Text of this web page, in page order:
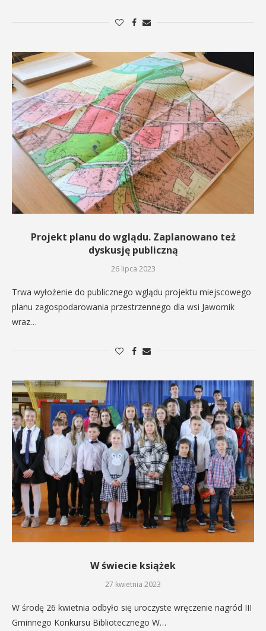
Projekt planu do wglądu. Zaplanowano też
dyskusję publiczną
26 lipca 2023
Trwa wyłożenie do publicznego wglądu projektu miejscowego
planu zagospodarowania przestrzennego dla wsi Jawornik
wraz…
W świecie książek
27 kwietnia 2023
W środę 26 kwietnia odbyło się uroczyste wręczenie nagród III
Gminnego Konkursu Bibliotecznego W…